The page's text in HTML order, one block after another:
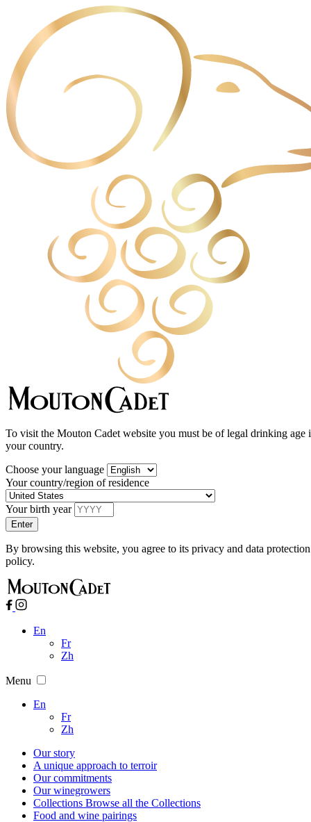
To visit the Mouton Cadet website you must be of legal drinking age
your country.
Choose your language
Your country/region of residence
Your birth year
By browsing this website, you agree to its privacy and data protection
policy.
En
Fr
Zh
Menu
En
Fr
Zh
Our story
A unique approach to terroir
Our commitments
Our winegrowers
Collections Browse all the Collections
Food and wine pairings
Cookies management panel